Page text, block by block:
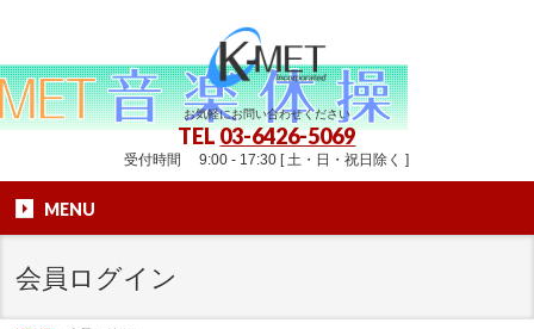
お気軽にお問い合わせください
TEL03-6426-5069
受付時間 9:00 - 17:30 [ 土・日・祝日除く ]
MENU
会員ログイン